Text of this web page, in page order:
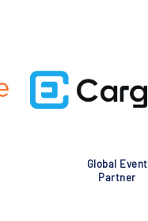
Global Event
Partner